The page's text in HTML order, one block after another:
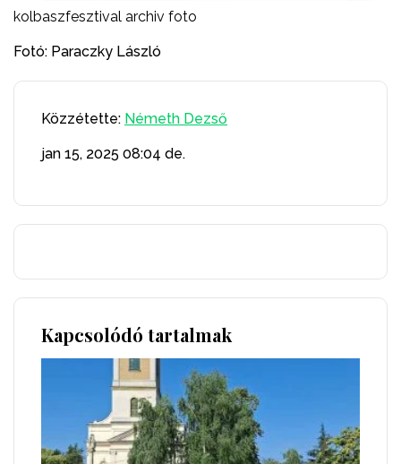
kolbaszfesztival archiv foto
Fotó: Paraczky László
Közzétette: Németh Dezső
jan 15, 2025 08:04 de.
Kapcsolódó tartalmak